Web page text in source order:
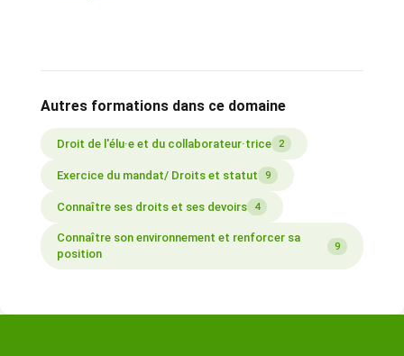
Autres formations dans ce domaine
Droit de l'élu·e et du collaborateur·trice 2
Exercice du mandat/ Droits et statut 9
Connaître ses droits et ses devoirs 4
Connaître son environnement et renforcer sa
position
9